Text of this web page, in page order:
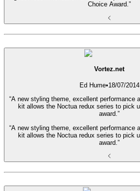
Choice Award.”
Vortez.net
Ed Hume•18/07/2014
“A new styling theme, excellent performance
kit allows the Noctua redux series to pick
award.”
“A new styling theme, excellent performance
kit allows the Noctua redux series to pick
award.”